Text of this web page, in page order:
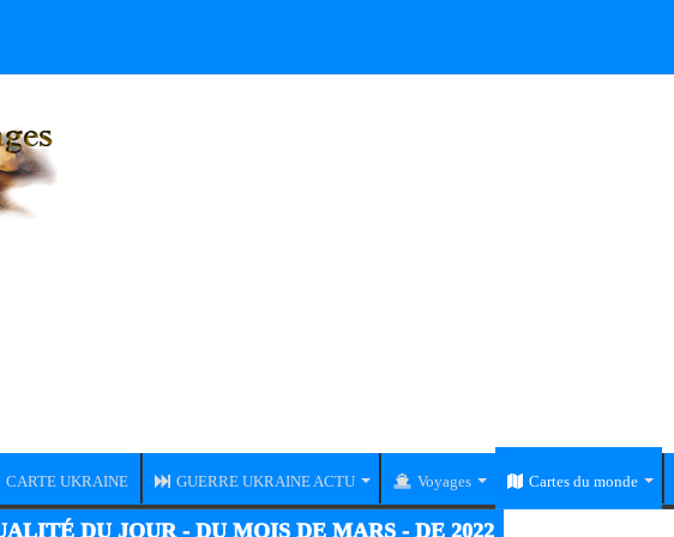
CARTE UKRAINE GUERRE UKRAINE ACTU Voyages Cartes du monde
GUERRE UKRAINE-RUSSIE